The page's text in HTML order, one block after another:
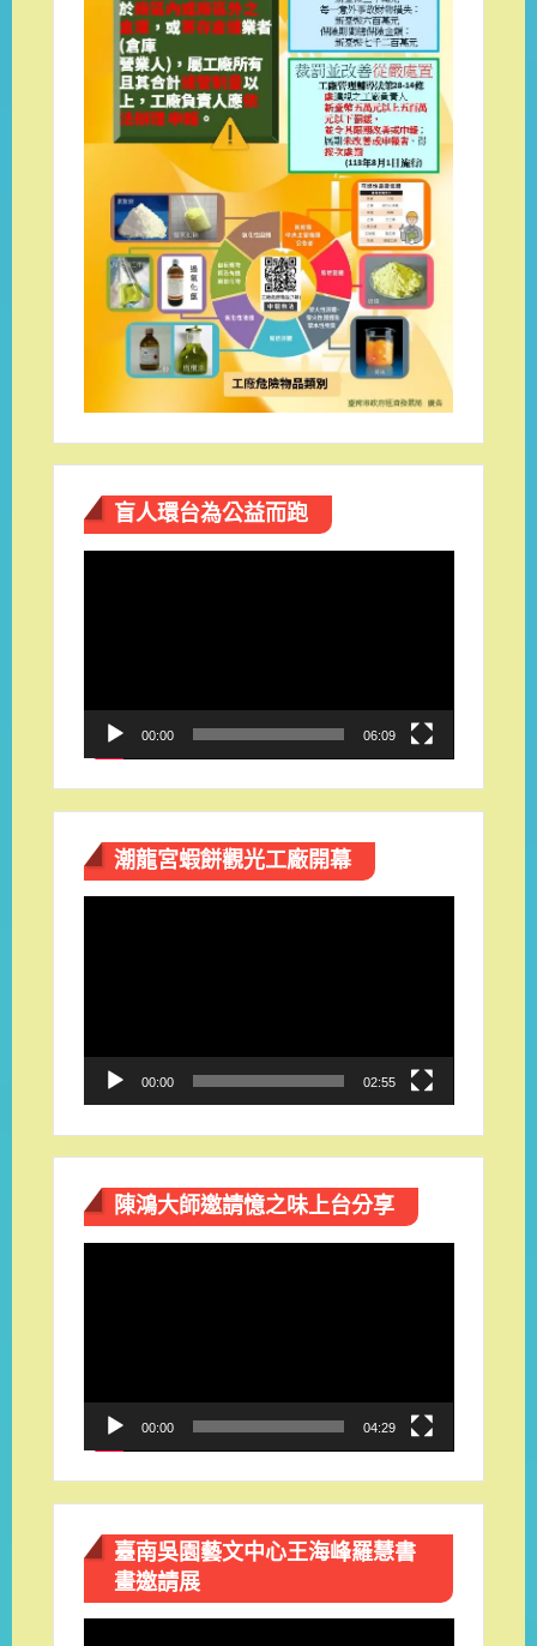
盲人環台​為公益而跑
00:00 06:09
潮龍宮蝦餅觀光工廠開幕
00:00 02:55
陳鴻大師邀請憶之味上台分享
00:00 04:29
臺南吳園藝文中心王海峰羅慧書
畫邀請展